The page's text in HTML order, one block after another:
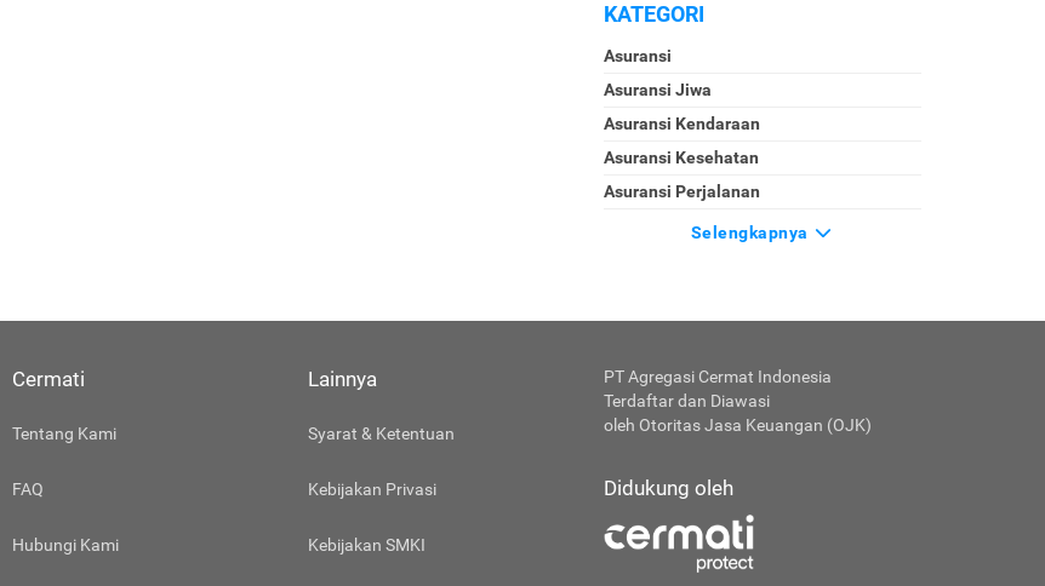
KATEGORI
Asuransi
Asuransi Jiwa
Asuransi Kendaraan
Asuransi Kesehatan
Asuransi Perjalanan
Selengkapnya
Cermati
Tentang Kami
FAQ
Hubungi Kami
Lainnya
Syarat & Ketentuan
Kebijakan Privasi
Kebijakan SMKI
PT Agregasi Cermat Indonesia
Terdaftar dan Diawasi
oleh Otoritas Jasa Keuangan (OJK)
Didukung oleh